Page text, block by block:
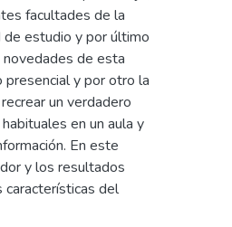
facultades de la
estudio y por último
de esta
y por otro la
un verdadero
en un aula y
En este
y los resultados
características del